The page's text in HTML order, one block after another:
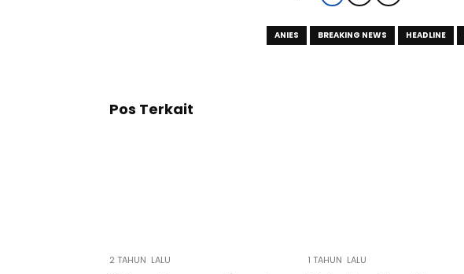
ANIES BREAKING NEWS HEADLINE
Pos Terkait
2 TAHUN LALU 1 TAHUN LALU